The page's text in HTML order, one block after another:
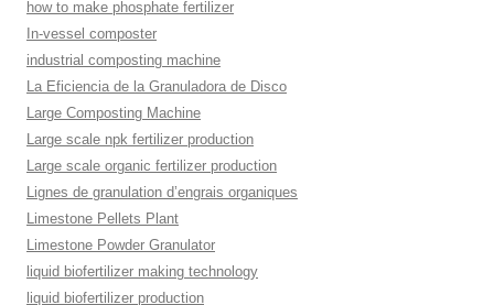
how to make phosphate fertilizer
In-vessel composter
industrial composting machine
La Eficiencia de la Granuladora de Disco
Large Composting Machine
Large scale npk fertilizer production
Large scale organic fertilizer production
Lignes de granulation d’engrais organiques
Limestone Pellets Plant
Limestone Powder Granulator
liquid biofertilizer making technology
liquid biofertilizer production